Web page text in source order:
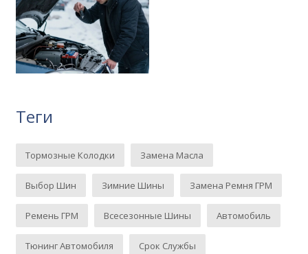
Теги
Тормозные Колодки Замена Масла
Выбор Шин Зимние Шины Замена Ремня ГРМ
Ремень ГРМ Всесезонные Шины Автомобиль
Тюнинг Автомобиля Срок Службы